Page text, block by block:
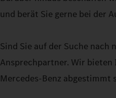
und berät Sie gerne bei der
Sind Sie auf der Suche
Ansprechpartner. Wir
Mercedes-Benz abgestimmt